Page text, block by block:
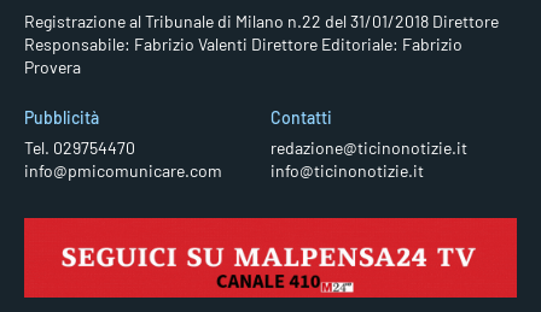
Registrazione al Tribunale di Milano n.22 del 31/01/2018 Direttore
Responsabile: Fabrizio Valenti Direttore Editoriale: Fabrizio
Provera
Pubblicità
Tel. 029754470
info@pmicomunicare.com
Contatti
redazione@ticinonotizie.it
info@ticinonotizie.it